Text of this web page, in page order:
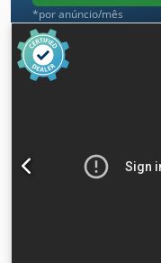
*por anúncio/mês